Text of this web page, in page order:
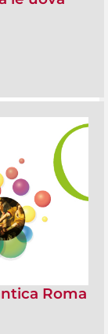
Roma